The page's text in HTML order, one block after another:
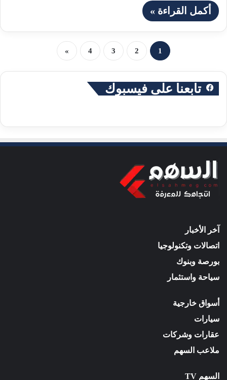
أكمل القراءة »
1
2
3
4
»
تابعنا على فيسبوك
آخر الأخبار
اتصالات وتكنولوجيا
بورصة وبنوك
سياحة واستثمار
أسواق خارجية
سيارات
عقارات وشركات
ملاعب السهم
السهم TV